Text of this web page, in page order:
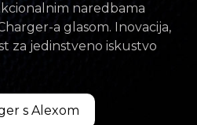
naredbama
a glasom. Inovacija,
za jedinstveno iskustvo
s Alexom